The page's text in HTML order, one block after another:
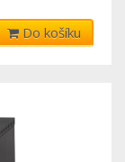
Do košíku